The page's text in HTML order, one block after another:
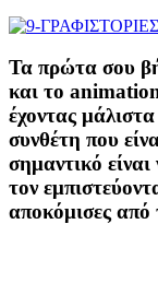
Τα πρώτα σου
και το animation
έχοντας
συνθέτη που
σημαντικό
τον
αποκόμισες από